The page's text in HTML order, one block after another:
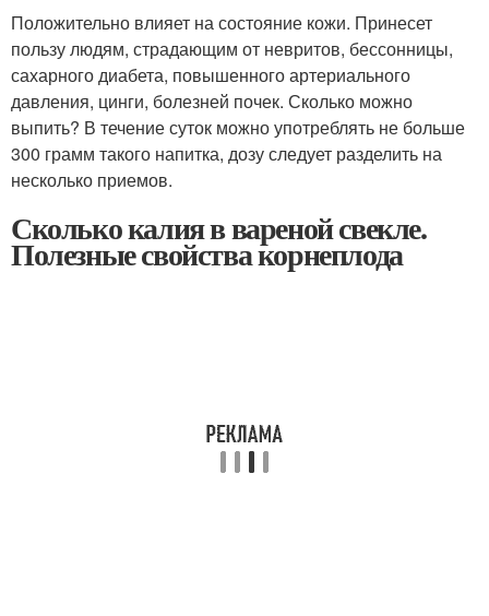
Положительно влияет на состояние кожи. Принесет
пользу людям, страдающим от невритов, бессонницы,
сахарного диабета, повышенного артериального
давления, цинги, болезней почек. Сколько можно
выпить? В течение суток можно употреблять не больше
300 грамм такого напитка, дозу следует разделить на
несколько приемов.
Сколько калия в вареной свекле.
Полезные свойства корнеплода